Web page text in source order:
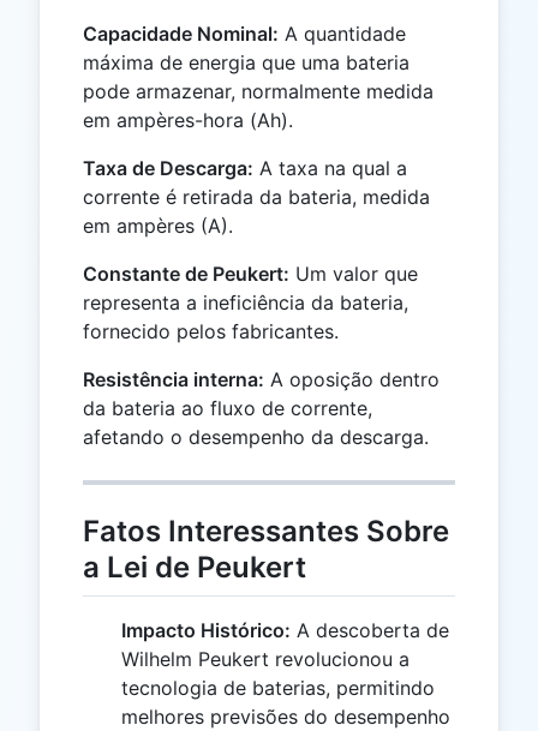
Capacidade Nominal: A quantidade
máxima de energia que uma bateria
pode armazenar, normalmente medida
em ampères-hora (Ah).
Taxa de Descarga: A taxa na qual a
corrente é retirada da bateria, medida
em ampères (A).
Constante de Peukert: Um valor que
representa a ineficiência da bateria,
fornecido pelos fabricantes.
Resistência interna: A oposição dentro
da bateria ao fluxo de corrente,
afetando o desempenho da descarga.
Fatos Interessantes Sobre
a Lei de Peukert
Impacto Histórico: A descoberta de
Wilhelm Peukert revolucionou a
tecnologia de baterias, permitindo
melhores previsões do desempenho